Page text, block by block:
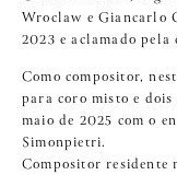
Wroclaw e Giancarlo
2023 e aclamado
Como compositor,
para coro misto e
maio de 2025 com o
Simonpietri.
Compositor residente